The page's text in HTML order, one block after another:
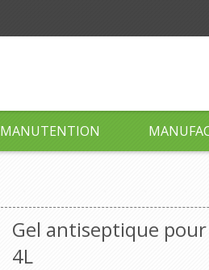
MANUTENTION
Gel antiseptique
4L